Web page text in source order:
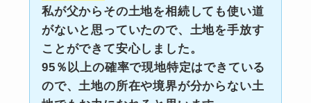
私が父からその土地を相続しても使い道
がないと思っていたので、土地を手放す
ことができて安心しました。
95％以上の確率で現地特定はできている
ので、土地の所在や境界が分からない土